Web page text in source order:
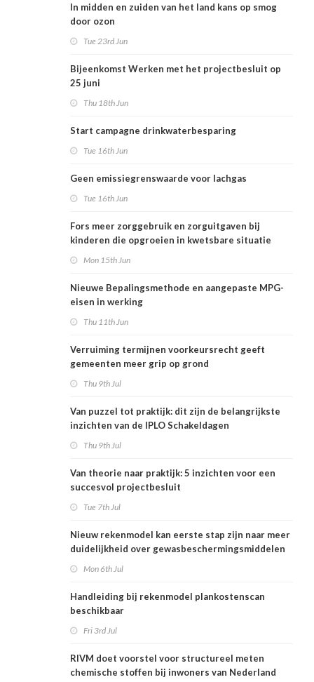
In midden en zuiden van het land kans op smog
door ozon
Tue 23rd Jun
Bijeenkomst Werken met het projectbesluit op
25 juni
Thu 18th Jun
Start campagne drinkwaterbesparing
Tue 16th Jun
Geen emissiegrenswaarde voor lachgas
Tue 16th Jun
Fors meer zorggebruik en zorguitgaven bij
kinderen die opgroeien in kwetsbare situatie
Mon 15th Jun
Nieuwe Bepalingsmethode en aangepaste MPG-
eisen in werking
Thu 11th Jun
Verruiming termijnen voorkeursrecht geeft
gemeenten meer grip op grond
Thu 9th Jul
Van puzzel tot praktijk: dit zijn de belangrijkste
inzichten van de IPLO Schakeldagen
Thu 9th Jul
Van theorie naar praktijk: 5 inzichten voor een
succesvol projectbesluit
Tue 7th Jul
Nieuw rekenmodel kan eerste stap zijn naar meer
duidelijkheid over gewasbeschermingsmiddelen
Mon 6th Jul
Handleiding bij rekenmodel plankostenscan
beschikbaar
Fri 3rd Jul
RIVM doet voorstel voor structureel meten
chemische stoffen bij inwoners van Nederland